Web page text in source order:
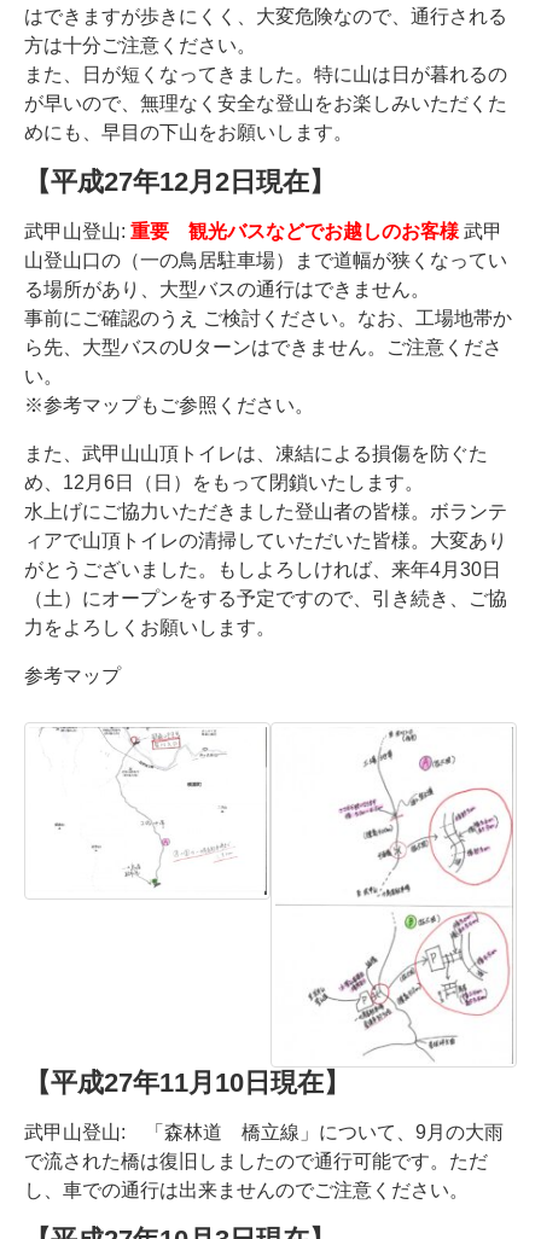
はできますが歩きにくく、大変危険なので、通行される
方は十分ご注意ください。
また、日が短くなってきました。特に山は日が暮れるの
が早いので、無理なく安全な登山をお楽しみいただくた
めにも、早目の下山をお願いします。
【平成27年12月2日現在】
武甲山登山: 重要 観光バスなどでお越しのお客様武甲
山登山口の（一の鳥居駐車場）まで道幅が狭くなってい
る場所があり、大型バスの通行はできません。
事前にご確認のうえ ご検討ください。なお、工場地帯か
ら先、大型バスのUターンはできません。ご注意くださ
い。
※参考マップもご参照ください。
また、武甲山山頂トイレは、凍結による損傷を防ぐた
め、12月6日（日）をもって閉鎖いたします。
水上げにご協力いただきました登山者の皆様。ボランテ
ィアで山頂トイレの清掃していただいた皆様。大変あり
がとうございました。もしよろしければ、来年4月30日
（土）にオープンをする予定ですので、引き続き、ご協
力をよろしくお願いします。
参考マップ
【平成27年11月10日現在】
武甲山登山: 「森林道 橋立線」について、9月の大雨
で流された橋は復旧しましたので通行可能です。ただ
し、車での通行は出来ませんのでご注意ください。